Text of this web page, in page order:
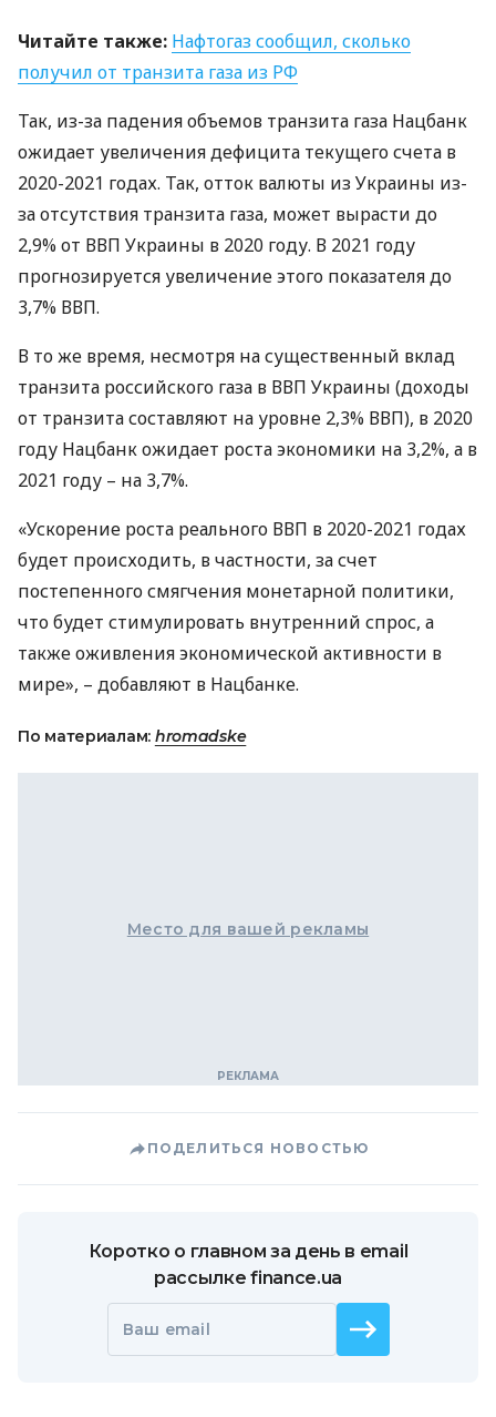
Читайте также: Нафтогаз сообщил, сколько
получил от транзита газа из РФ
Так, из-за падения объемов транзита газа Нацбанк
ожидает увеличения дефицита текущего счета в
2020-2021 годах. Так, отток валюты из Украины из-
за отсутствия транзита газа, может вырасти до
2,9% от ВВП Украины в 2020 году. В 2021 году
прогнозируется увеличение этого показателя до
3,7% ВВП.
В то же время, несмотря на существенный вклад
транзита российского газа в ВВП Украины (доходы
от транзита составляют на уровне 2,3% ВВП), в 2020
году Нацбанк ожидает роста экономики на 3,2%, а в
2021 году – на 3,7%.
«Ускорение роста реального ВВП в 2020-2021 годах
будет происходить, в частности, за счет
постепенного смягчения монетарной политики,
что будет стимулировать внутренний спрос, а
также оживления экономической активности в
мире», – добавляют в Нацбанке.
По материалам: hromadske
Место для вашей рекламы
ПОДЕЛИТЬСЯ НОВОСТЬЮ
Коротко о главном за день в email
рассылке finance.ua
Ваш email